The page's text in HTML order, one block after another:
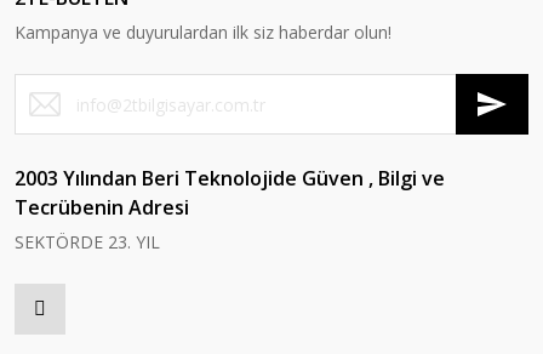
Kampanya ve duyurulardan ilk siz haberdar olun!
2003 Yılından Beri Teknolojide Güven , Bilgi ve
Tecrübenin Adresi
SEKTÖRDE 23. YIL